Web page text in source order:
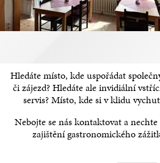
Hledáte místo, kde uspořádat
či zájezd? Hledáte ale invidiální
servis? Místo, kde si v klidu
Nebojte se nás kontaktovat a
zajištění gastronomického